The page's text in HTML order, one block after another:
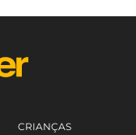
CRIANÇAS